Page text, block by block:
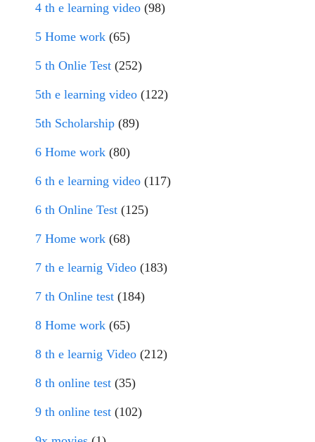
4 th e learning video (98)
5 Home work (65)
5 th Onlie Test (252)
5th e learning video (122)
5th Scholarship (89)
6 Home work (80)
6 th e learning video (117)
6 th Online Test (125)
7 Home work (68)
7 th e learnig Video (183)
7 th Online test (184)
8 Home work (65)
8 th e learnig Video (212)
8 th online test (35)
9 th online test (102)